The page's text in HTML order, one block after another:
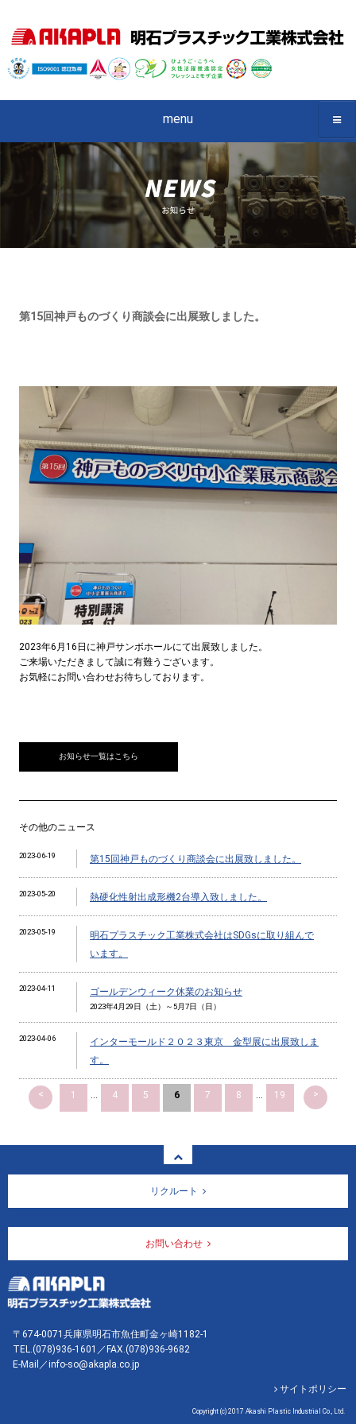
menu
第15回神戸ものづくり商談会に出展致しました。
2023年6月16日に神戸サンボホールにて出展致しました。
ご来場いただきまして誠に有難うございます。
お気軽にお問い合わせお待ちしております。
お知らせ一覧はこちら
その他のニュース
2023-06-19 第15回神戸ものづくり商談会に出展致しました。
2023-05-20 熱硬化性射出成形機2台導入致しました。
2023-05-19
明石プラスチック工業株式会社はSDGsに取り組んで
います。
2023-04-11 ゴールデンウィーク休業のお知らせ
2023年4月29日（土）～5月7日（日）
2023-04-06
インターモールド２０２３東京 金型展に出展致しま
す。
< 1 4 5 6 7 8 19 >
リクルート
お問い合わせ
〒674-0071兵庫県明石市魚住町金ヶ崎1182-1
TEL.(078)936-1601 ／FAX.(078)936-9682
E-Mail／info-so@akapla.co.jp
サイトポリシー
Copyright (c) 2017 Akashi Plastic Industrial Co., Ltd.